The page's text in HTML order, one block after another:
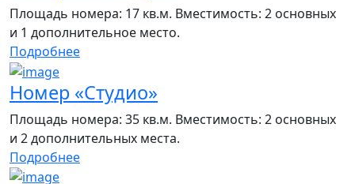
Площадь номера: 17 кв.м. Вместимость: 2 основных
и 1 дополнительное место.
Подробнее
Номер «Студио»
Площадь номера: 35 кв.м. Вместимость: 2 основных
и 2 дополнительных места.
Подробнее